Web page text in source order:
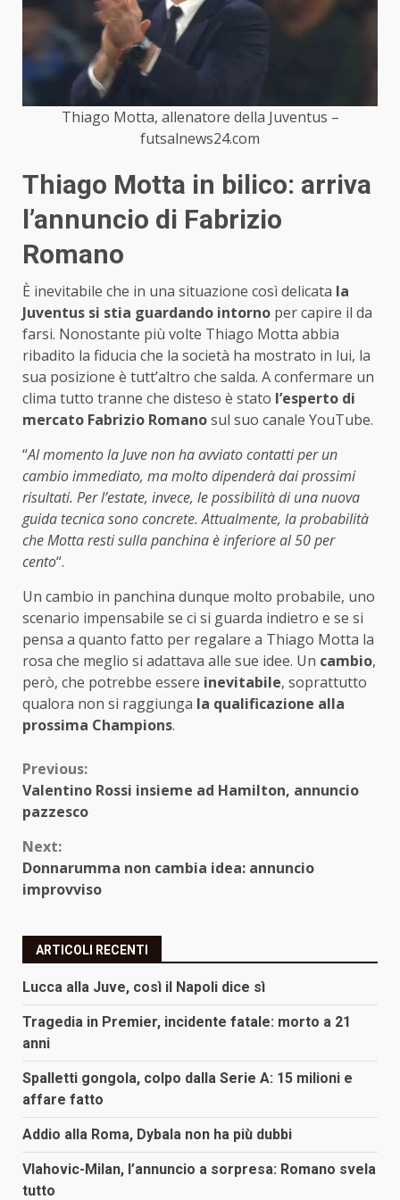
Thiago Motta, allenatore della Juventus –
futsalnews24.com
Thiago Motta in bilico: arriva
l’annuncio di Fabrizio
Romano
È inevitabile che in una situazione così delicata la
Juventus si stia guardando intorno per capire il da
farsi. Nonostante più volte Thiago Motta abbia
ribadito la fiducia che la società ha mostrato in lui, la
sua posizione è tutt’altro che salda. A confermare un
clima tutto tranne che disteso è stato l’esperto di
mercato Fabrizio Romanosul suo canale YouTube.
“Al momento la Juve non ha avviato contatti per un
cambio immediato, ma molto dipenderà dai prossimi
risultati. Per l’estate, invece, le possibilità di una nuova
guida tecnica sono concrete. Attualmente, la probabilità
che Motta resti sulla panchina è inferiore al 50 per
cento“.
Un cambio in panchina dunque molto probabile, uno
scenario impensabile se ci si guarda indietro e se si
pensa a quanto fatto per regalare a Thiago Motta la
rosa che meglio si adattava alle sue idee. Un cambio,
però, che potrebbe essere inevitabile, soprattutto
qualora non si raggiunga la qualificazione alla
prossima Champions.
Continue
Reading
Previous:
Valentino Rossi insieme ad Hamilton, annuncio
pazzesco
Next:
Donnarumma non cambia idea: annuncio
improvviso
ARTICOLI RECENTI
Lucca alla Juve, così il Napoli dice sì
Tragedia in Premier, incidente fatale: morto a 21
anni
Spalletti gongola, colpo dalla Serie A: 15 milioni e
affare fatto
Addio alla Roma, Dybala non ha più dubbi
Vlahovic-Milan, l’annuncio a sorpresa: Romano svela
tutto